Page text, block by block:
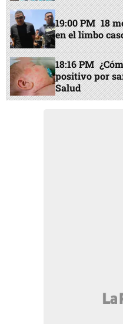
19:00 PM 18
en el limbo
18:16 PM
positivo por
Salud